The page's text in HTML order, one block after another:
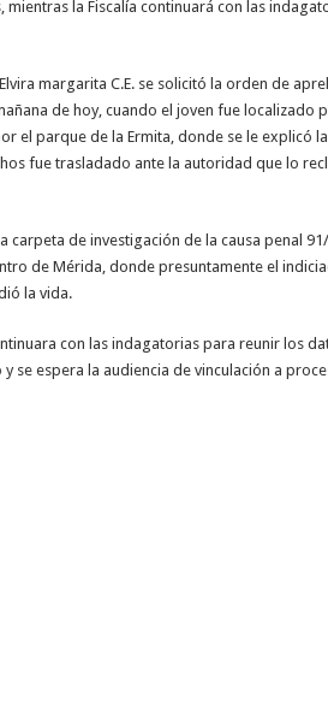
la Fiscalía continuará con las
margarita C.E. se solicitó la orden de
de hoy, cuando el joven fue localizado
el parque de la Ermita, donde se le explicó
fue trasladado ante la autoridad que lo
de investigación de la causa penal
de Mérida, donde presuntamente el
la vida.
con las indagatorias para reunir los
se espera la audiencia de vinculación a